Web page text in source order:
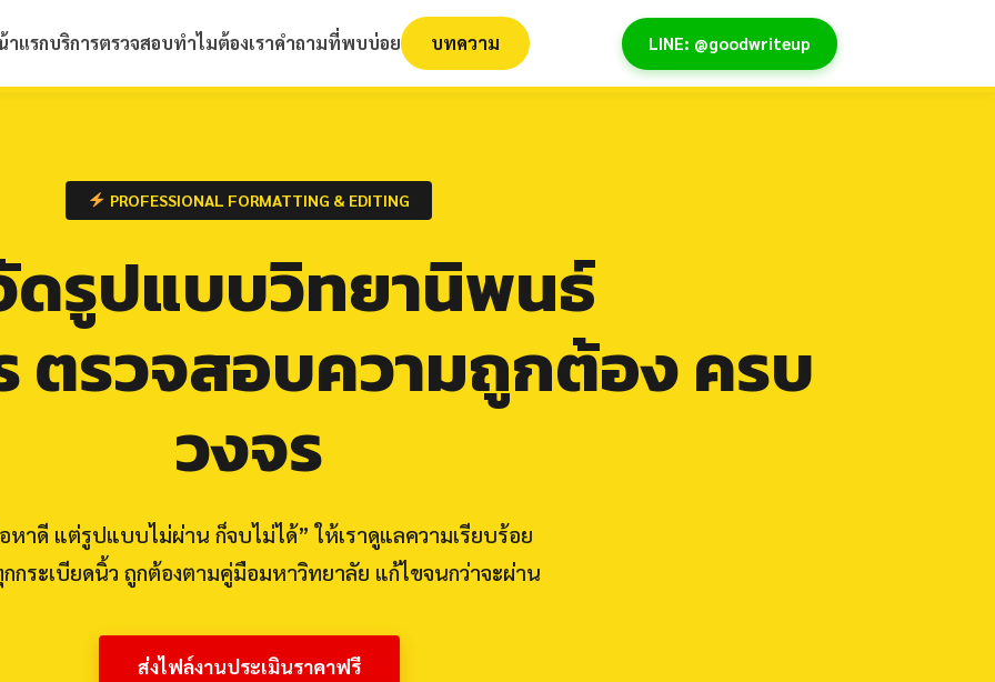
ย รับทำวิทยานิพนธ์ ดุษฎีนิพนธ์ ผลงานวิชาการ ครบวงจร หน้าแรก บทความ
าแรกบริการตรวจสอบทำไมต้องเราคำถามที่พบบ่อย บทความ LINE: @goodwriteup
PROFESSIONAL FORMATTING & EDITING
ดรูปแบบวิทยานิพนธ์
รวจสอบความถูกต้อง ครบ
วงจร
หาดี แต่รูปแบบไม่ผ่าน ก็จบไม่ได้” ให้เราดูแลความเรียบร้อย
กกระเบียดนิ้ว ถูกต้องตามคู่มือมหาวิทยาลัย แก้ไขจนกว่าจะผ่าน
ส่งไฟล์งานประเมินราคาฟรี